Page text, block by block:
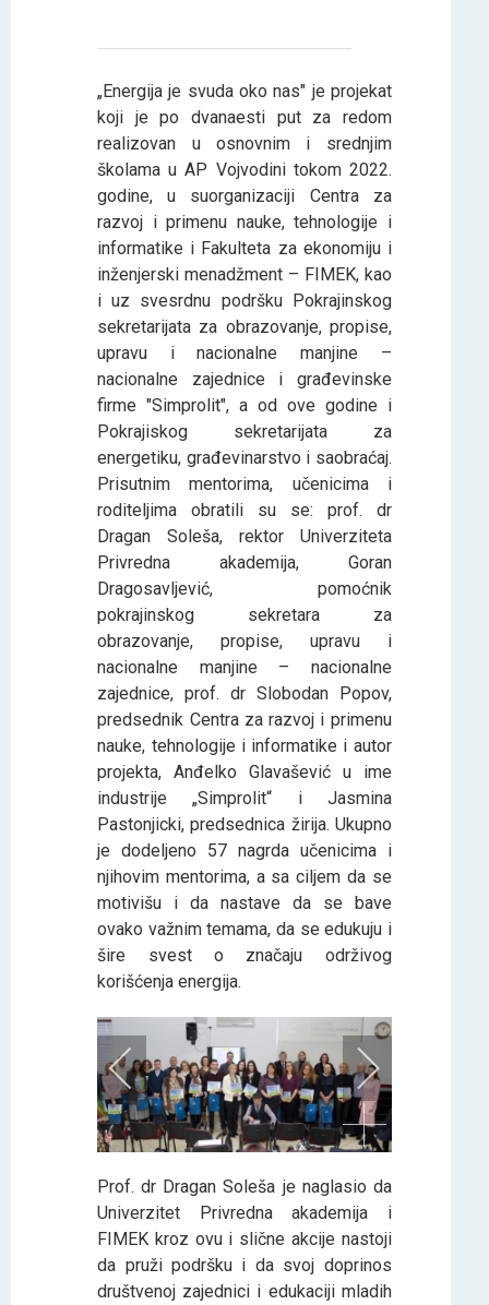
„Energija je svuda oko nas" je projekat
koji je po dvanaesti put za redom
realizovan u osnovnim i srednjim
školama u AP Vojvodini tokom 2022.
godine, u suorganizaciji Centra za
razvoj i primenu nauke, tehnologije i
informatike i Fakulteta za ekonomiju i
inženjerski menadžment – FIMEK, kao
i uz svesrdnu podršku Pokrajinskog
sekretarijata za obrazovanje, propise,
upravu i nacionalne manjine –
nacionalne zajednice i građevinske
firme "Simprolit", a od ove godine i
Pokrajiskog sekretarijata za
energetiku, građevinarstvo i saobraćaj.
Prisutnim mentorima, učenicima i
roditeljima obratili su se: prof. dr
Dragan Soleša, rektor Univerziteta
Privredna akademija, Goran
Dragosavljević, pomoćnik
pokrajinskog sekretara za
obrazovanje, propise, upravu i
nacionalne manjine – nacionalne
zajednice, prof. dr Slobodan Popov,
predsednik Centra za razvoj i primenu
nauke, tehnologije i informatike i autor
projekta, Anđelko Glavašević u ime
industrije „Simprolit“ i Jasmina
Pastonjicki, predsednica žirija. Ukupno
je dodeljeno 57 nagrda učenicima i
njihovim mentorima, a sa ciljem da se
motivišu i da nastave da se bave
ovako važnim temama, da se edukuju i
šire svest o značaju održivog
korišćenja energija.
Prof. dr Dragan Soleša je naglasio da
Univerzitet Privredna akademija i
FIMEK kroz ovu i slične akcije nastoji
da pruži podršku i da svoj doprinos
društvenoj zajednici i edukaciji mladih